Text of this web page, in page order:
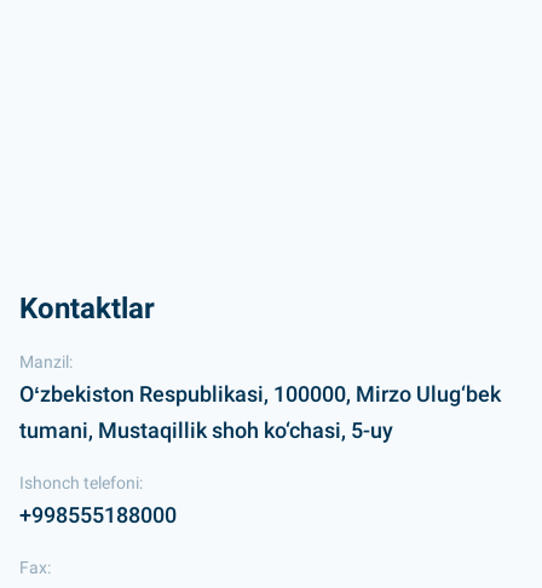
Kontaktlar
Manzil:
Oʻzbekiston Respublikasi, 100000, Mirzo Ulug‘bek
tumani, Mustaqillik shoh ko‘chasi, 5-uy
Ishonch telefoni:
+998555188000
Fax: